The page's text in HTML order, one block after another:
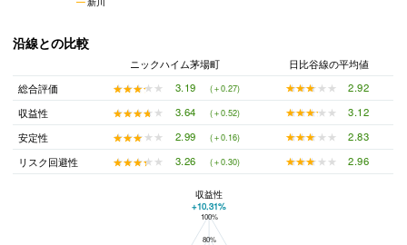
沿線との比較
ニックハイム茅場町
日比谷線の平均値
総合評価
★★★★★
★★★★★ 3.19 (＋0.27) ★★★★★
★★★★★
2.92
収益性
★★★★★
★★★★★ 3.64 (＋0.52) ★★★★★
★★★★★
3.12
安定性
★★★★★
★★★★★ 2.99 (＋0.16) ★★★★★
★★★★★
2.83
リスク回避性
★★★★★
★★★★★ 3.26 (＋0.30) ★★★★★
★★★★★ 2.96
ニックハイム茅場町と日比谷線の平均値の総合評価の比較
100%
80%
収益性
+10.31%